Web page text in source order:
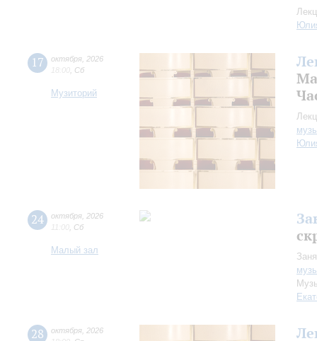
17 октября 2026
18:00 Сб
Музиторий
24 октября 2026
11:00 Сб
Малый зал
28 октября 2026